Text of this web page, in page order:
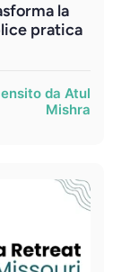
la
pratica
da Atul
Mishra